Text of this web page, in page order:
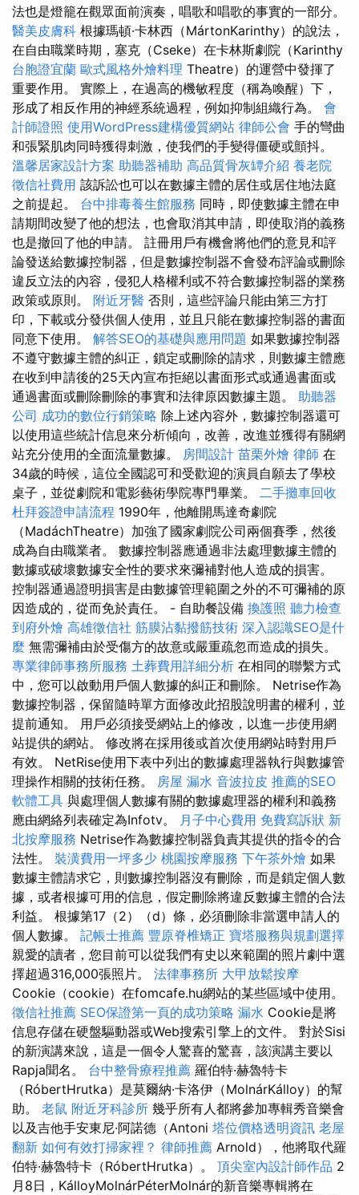
法也是燈籠在觀眾面前演奏，唱歌和唱歌的事實的一部分。
醫美皮膚科 根據瑪頓·卡林西（MártonKarinthy）的說法，
在自由職業時期，塞克（Cseke）在卡林斯劇院（Karinthy
台胞證宜蘭 歐式風格外燴料理 Theatre）的運營中發揮了
重要作用。 實際上，在過高的機敏程度（稱為喚醒）下，
形成了相反作用的神經系統過程，例如抑制組織行為。 會
計師證照 使用WordPress建構優質網站 律師公會 手的彎曲
和張緊肌肉同時獲得刺激，使我們的手變得僵硬或顫抖。
溫馨居家設計方案 助聽器補助 高品質骨灰罈介紹 養老院
徵信社費用 該訴訟也可以在數據主體的居住或居住地法庭
之前提起。 台中排毒養生館服務 同時，即使數據主體在申
請期間改變了他的想法，也會取消其申請，即使取消的義務
也是撤回了他的申請。 註冊用戶有機會將他們的意見和評
論發送給數據控制器，但是數據控制器不會發布評論或刪除
違反立法的內容，侵犯人格權利或不符合數據控制器的業務
政策或原則。 附近牙醫 否則，這些評論只能由第三方打
印，下載或分發供個人使用，並且只能在數據控制器的書面
同意下使用。 解答SEO的基礎與應用問題 如果數據控制器
不遵守數據主體的糾正，鎖定或刪除的請求，則數據主體應
在收到申請後的25天內宣布拒絕以書面形式或通過書面或
通過書面或刪除刪除的事實和法律原因數據主題。 助聽器
公司 成功的數位行銷策略 除上述內容外，數據控制器還可
以使用這些統計信息來分析傾向，改善，改進並獲得有關網
站充分使用的全面流量數據。 房間設計 苗栗外燴 律師 在
34歲的時候，這位全國認可和受歡迎的演員自願去了學校
桌子，並從劇院和電影藝術學院專門畢業。 二手攤車回收
杜拜簽證申請流程 1990年，他離開馬達奇劇院
（MadáchTheatre）加強了國家劇院公司兩個賽季，然後
成為自由職業者。 數據控制器應通過非法處理數據主體的
數據或破壞數據安全性的要求來彌補對他人造成的損害。
控制器通過證明損害是由數據管理範圍之外的不可彌補的原
因造成的，從而免於責任。 - 自助餐設備 換護照 聽力檢查
到府外燴 高雄徵信社 筋膜沾黏撥筋技術 深入認識SEO是什
麼 無需彌補由於受傷方的故意或嚴重疏忽而造成的損失。
專業律師事務所服務 土葬費用詳細分析 在相同的聯繫方式
中，您可以啟動用戶個人數據的糾正和刪除。 Netrise作為
數據控制器，保留隨時單方面修改此招股說明書的權利，並
提前通知。 用戶必須接受網站上的修改，以進一步使用網
站提供的網站。 修改將在採用後或首次使用網站時對用戶
有效。 NetRise使用下表中列出的數據處理器執行與數據管
理操作相關的技術任務。 房屋 漏水 音波拉皮 推薦的SEO
軟體工具 與處理個人數據有關的數據處理器的權利和義務
應由網絡列表確定為Infotv。
月子中心費用 免費寫訴狀 新
北按摩服務 Netrise作為數據控制器負責其提供的指令的合
法性。 裝潢費用一坪多少 桃園按摩服務 下午茶外燴 如果
數據主體請求它，則數據控制器沒有刪除，而是鎖定個人數
據，或者根據可用的信息，假定刪除將違反數據主體的合法
利益。 根據第17（2）（d）條，必須刪除非當選申請人的
個人數據。 記帳士推薦 豐原脊椎矯正 寶塔服務與規劃選擇
親愛的讀者，您目前可以從我們有史以來範圍的照片劇中選
擇超過316,000張照片。 法律事務所 大甲放鬆按摩
Cookie（cookie）在fomcafe.hu網站的某些區域中使用。
徵信社推薦 SEO保證第一頁的成功策略 漏水 Cookie是將
信息存儲在硬盤驅動器或Web搜索引擎上的文件。 對於Sisi
的新演講來說，這是一個令人驚喜的驚喜，該演講主要以
Rapja聞名。 台中整骨療程推薦 羅伯特·赫魯特卡
（RóbertHrutka）是莫爾納·卡洛伊（MolnárKálloy）的幫
助。 老鼠 附近牙科診所 幾乎所有人都將參加專輯秀音樂會
以及吉他手安東尼·阿諾德（Antoni 塔位價格透明資訊 老屋
翻新 如何有效打掃家裡？ 律師推薦 Arnold），他將取代羅
伯特·赫魯特卡（RóbertHrutka）。 頂尖室內設計師作品 2
月8日，KálloyMolnárPéterMolnár的新音樂專輯將在